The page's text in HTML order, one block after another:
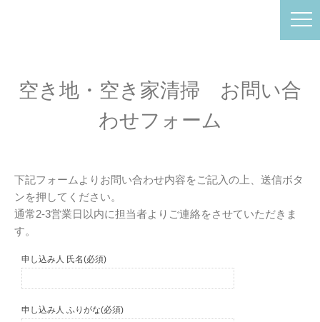
空き地・空き家清掃 お問い合
わせフォーム
下記フォームよりお問い合わせ内容をご記入の上、送信ボタ
ンを押してください。
通常2-3営業日以内に担当者よりご連絡をさせていただきま
す。
申し込み人 氏名(必須)
申し込み人 ふりがな(必須)